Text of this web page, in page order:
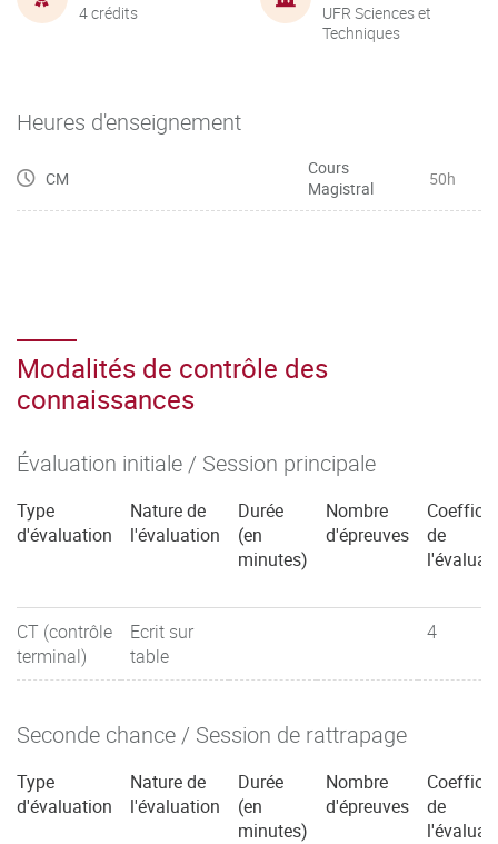
4 crédits
UFR Sciences et
Techniques
Heures d'enseignement
CM
Cours
Magistral
50h
Modalités de contrôle des
connaissances
Évaluation initiale / Session principale
Type
d'évaluation
Nature de
l'évaluation
Durée
(en
minutes)
Nombre
d'épreuves
de
CT (contrôle
terminal)
Ecrit sur
table
4
Seconde chance / Session de rattrapage
Type
d'évaluation
Nature de
l'évaluation
Durée
(en
minutes)
Nombre
d'épreuves
de